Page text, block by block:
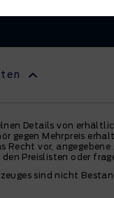
Details von
gegen Mehrpreis
vor,
Preislisten oder
sind nicht